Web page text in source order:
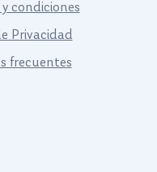
y condiciones
Privacidad
frecuentes